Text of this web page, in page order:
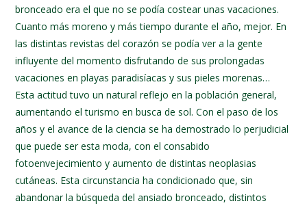
bronceado era el que no se podía costear unas vacaciones.
Cuanto más moreno y más tiempo durante el año, mejor. En
las distintas revistas del corazón se podía ver a la gente
influyente del momento disfrutando de sus prolongadas
vacaciones en playas paradisíacas y sus pieles morenas…
Esta actitud tuvo un natural reflejo en la población general,
aumentando el turismo en busca de sol. Con el paso de los
años y el avance de la ciencia se ha demostrado lo perjudicial
que puede ser esta moda, con el consabido
fotoenvejecimiento y aumento de distintas neoplasias
cutáneas. Esta circunstancia ha condicionado que, sin
abandonar la búsqueda del ansiado bronceado, distintos